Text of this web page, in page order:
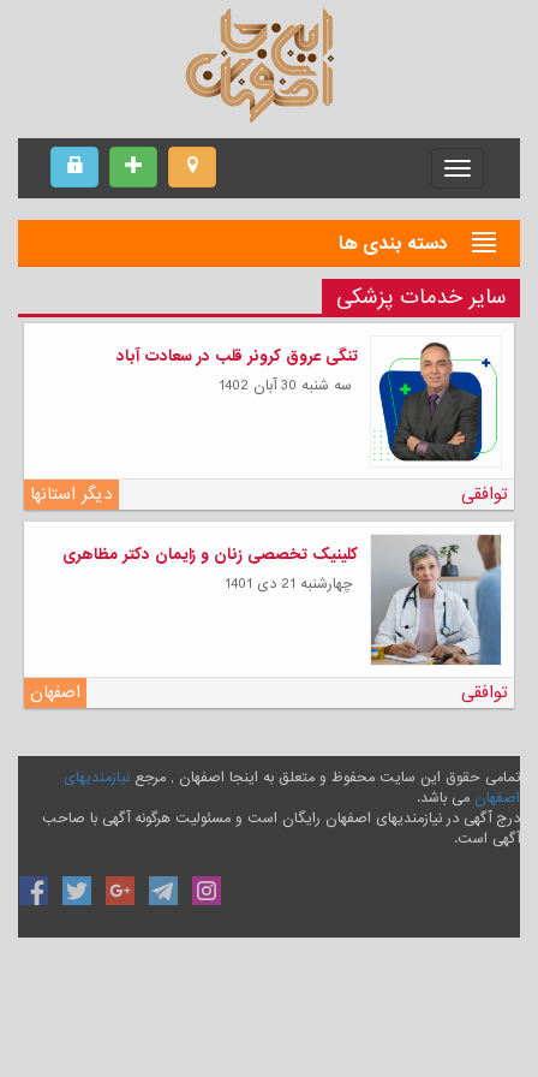
Menu
دسته بندی ها
سایر خدمات پزشکی
تنگی عروق کرونر قلب در سعادت آباد
سه شنبه 30 آبان 1402
دیگر استانها توافقی
کلینیک تخصصی زنان و زایمان دکتر مظاهری
چهارشنبه 21 دی 1401
اصفهان توافقی
تمامی حقوق این سایت محفوظ و متعلق به اینجا اصفهان , مرجع نیازمندیهای
اصفهان می باشد.
درج آگهی در نیازمندیهای اصفهان رایگان است و مسئولیت هرگونه آگهی با صاحب
آگهی است.